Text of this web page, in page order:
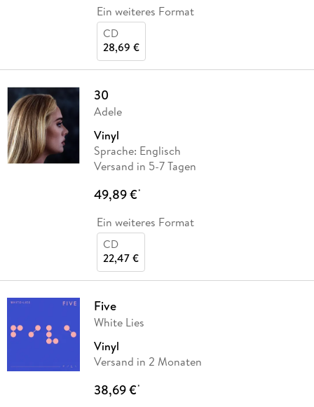
Ein weiteres Format
CD
28,69 €
30
Adele
Vinyl
Sprache: Englisch
Versand in 5-7 Tagen
49,89 €*
Ein weiteres Format
CD
22,47 €
Five
White Lies
Vinyl
Versand in 2 Monaten
38,69 €*